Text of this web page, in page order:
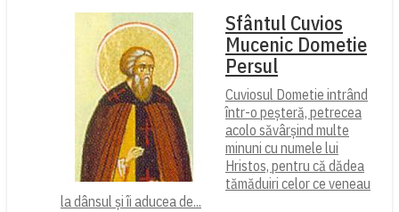
Sfântul Cuvios
Mucenic Dometie
Persul
Cuviosul Dometie intrând
într-o peșteră, petrecea
acolo săvârșind multe
minuni cu numele lui
Hristos, pentru că dădea
tămăduiri celor ce veneau
la dânsul și îi aducea de...